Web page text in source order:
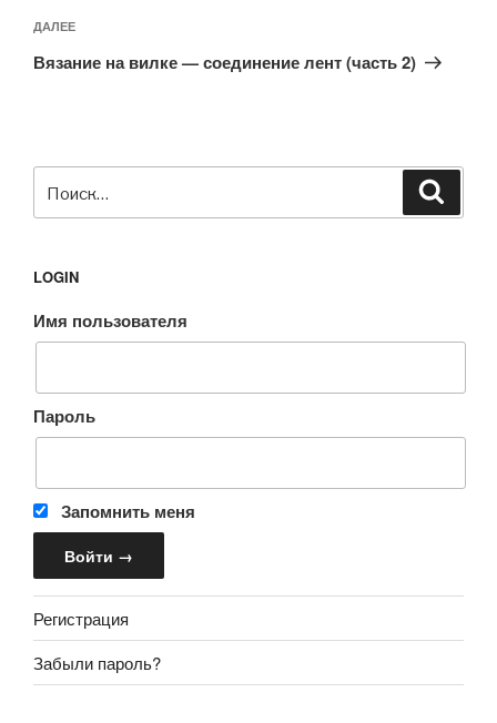
Следующая
запись
ДАЛЕЕ
Вязание на вилке — соединение лент (часть 2)
LOGIN
Имя пользователя
Пароль
Запомнить меня
Регистрация
Забыли пароль?